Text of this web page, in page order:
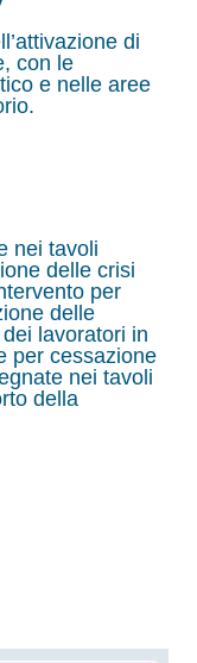
di
con le
e nelle aree
nei tavoli
delle crisi
per
delle
lavoratori in
per cessazione
nei tavoli
della